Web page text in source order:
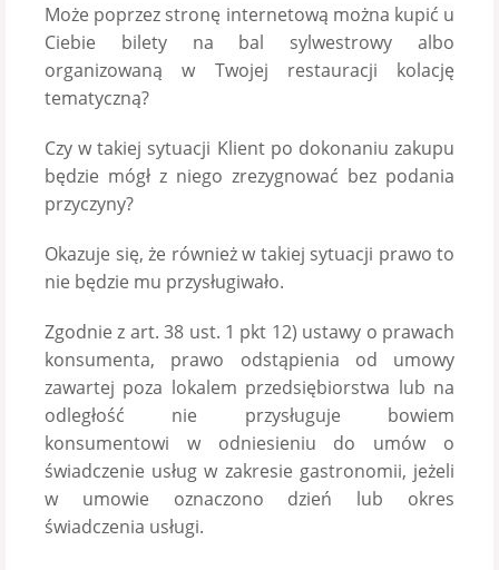
Może poprzez stronę internetową można kupić u
Ciebie bilety na bal sylwestrowy albo
organizowaną w Twojej restauracji kolację
tematyczną?
Czy w takiej sytuacji Klient po dokonaniu zakupu
będzie mógł z niego zrezygnować bez podania
przyczyny?
Okazuje się, że również w takiej sytuacji prawo to
nie będzie mu przysługiwało.
Zgodnie z art. 38 ust. 1 pkt 12) ustawy o prawach
konsumenta, prawo odstąpienia od umowy
zawartej poza lokalem przedsiębiorstwa lub na
odległość nie przysługuje bowiem
konsumentowi w odniesieniu do umów o
świadczenie usług w zakresie gastronomii, jeżeli
w umowie oznaczono dzień lub okres
świadczenia usługi.